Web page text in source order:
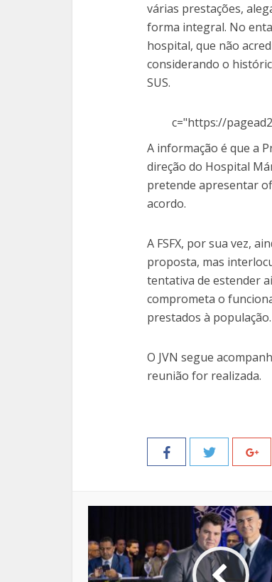
várias prestações,
forma integral. No
hospital, que não
considerando o
SUS.
c="https://
A informação é que a
direção do Hospital
pretende apresentar
acordo.
A FSFX, por sua vez,
proposta, mas
tentativa de estender
comprometa o
prestados à população.
O JVN segue
reunião for realizada.